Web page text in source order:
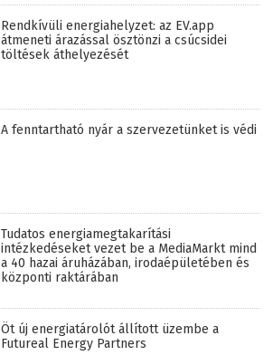
Rendkívüli energiahelyzet: az EV.app
átmeneti árazással ösztönzi a csúcsidei
töltések áthelyezését
A fenntartható nyár a szervezetünket is védi
Tudatos energiamegtakarítási
intézkedéseket vezet be a MediaMarkt mind
a 40 hazai áruházában, irodaépületében és
központi raktárában
Öt új energiatárolót állított üzembe a
Futureal Energy Partners